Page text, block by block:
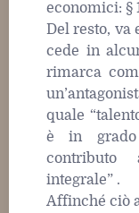
economici: §
Del resto, va
cede in
rimarca
quale
è in
contributo
integrale” .
Affinché ciò